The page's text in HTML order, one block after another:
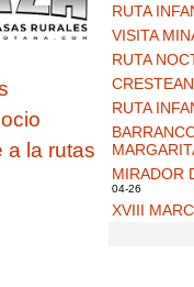
a la rutas
RUTA
VISITA
RUTA
RUTA
MIRADOR
04-26
XVIII